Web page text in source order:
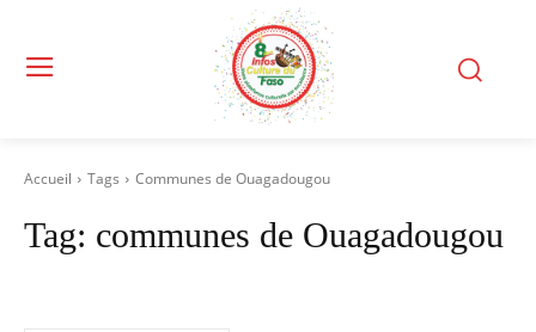
Accueil Tags Communes de Ouagadougou
Tag: communes de Ouagadougou